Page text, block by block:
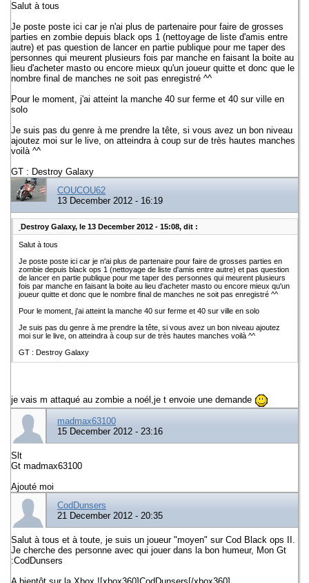
Salut à tous
Je poste poste ici car je n'ai plus de partenaire pour faire de grosses
parties en zombie depuis black ops 1 (nettoyage de liste d'amis entre
autre) et pas question de lancer en partie publique pour me taper des
personnes qui meurent plusieurs fois par manche en faisant la boite au
lieu d'acheter masto ou encore mieux qu'un joueur quitte et donc que le
nombre final de manches ne soit pas enregistré ^^
Pour le moment, j'ai atteint la manche 40 sur ferme et 40 sur ville en
solo
Je suis pas du genre à me prendre la tête, si vous avez un bon niveau
ajoutez moi sur le live, on atteindra à coup sur de très hautes manches
voilà ^^
GT : Destroy Galaxy
COUCOU62
13 December 2012 - 16:19
Destroy Galaxy, le 13 December 2012 - 15:08, dit :
Salut à tous
Je poste poste ici car je n'ai plus de partenaire pour faire de grosses parties en
zombie depuis black ops 1 (nettoyage de liste d'amis entre autre) et pas question
de lancer en partie publique pour me taper des personnes qui meurent plusieurs
fois par manche en faisant la boite au lieu d'acheter masto ou encore mieux qu'un
joueur quitte et donc que le nombre final de manches ne soit pas enregistré ^^
Pour le moment, j'ai atteint la manche 40 sur ferme et 40 sur ville en solo
Je suis pas du genre à me prendre la tête, si vous avez un bon niveau ajoutez
moi sur le live, on atteindra à coup sur de très hautes manches voilà ^^
GT : Destroy Galaxy
je vais m attaqué au zombie a noél,je t envoie une demande
madmax63100
15 December 2012 - 23:16
Slt
Gt madmax63100
Ajouté moi
CodDunsers
21 December 2012 - 20:35
Salut à tous et à toute, je suis un joueur "moyen" sur Cod Black ops II.
Je cherche des personne avec qui jouer dans la bon humeur, Mon Gt
:CodDunsers